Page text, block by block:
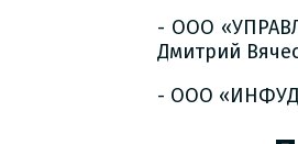
- ООО
Дмитрий
- ООО